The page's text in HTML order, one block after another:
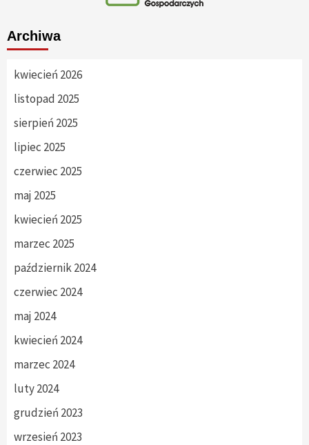
Archiwa
kwiecień 2026
listopad 2025
sierpień 2025
lipiec 2025
czerwiec 2025
maj 2025
kwiecień 2025
marzec 2025
październik 2024
czerwiec 2024
maj 2024
kwiecień 2024
marzec 2024
luty 2024
grudzień 2023
wrzesień 2023